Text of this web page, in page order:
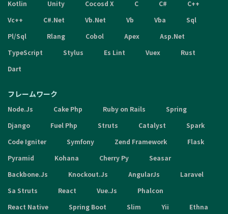
Kotlin
Unity Cocosd X C C#
C++
Vc++
C#.Net Vb.Net Vb Vba
Sql
Pl/Sql
Rlang Cobol Apex
Asp.Net
TypeScript
Stylus Es Lint Vuex
Rust
Dart
フレームワーク
Node.Js Cake Php Ruby on Rails
Spring
Django
Fuel Php Struts Catalyst
Spark
Code Igniter
Symfony Zend Framework
Flask
Pyramid
Kohana Cherry Py
Seasar
Backbone.Js
Knockout.Js AngularJs
Laravel
Sa Struts
React Vue.Js
Phalcon
React Native
Spring Boot Slim Yii
Ethna